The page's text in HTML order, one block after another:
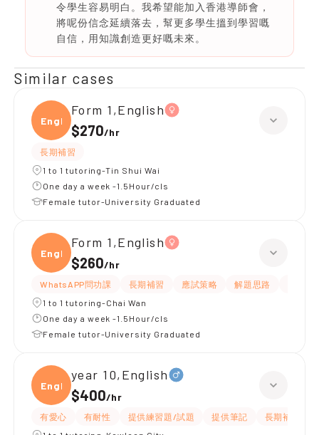
令學生容易明白。我希望能加入香港導師會，
將呢份信念延續落去，幫更多學生搵到學習嘅
自信，用知識創造更好嘅未來。
Similar cases
Engli
Form 1,English
$270/hr
長期補習
1 to 1 tutoring-Tin Shui Wai
One day a week -1.5Hour/cls
Female tutor-University Graduated
Engli
Form 1,English
$260/hr
WhatsAPP問功課 長期補習 應試策略 解題思路
1 to 1 tutoring-Chai Wan
One day a week -1.5Hour/cls
Female tutor-University Graduated
Engli
year 10,English
$400/hr
有愛心 有耐性 提供練習題/試題 提供筆記
長期補習